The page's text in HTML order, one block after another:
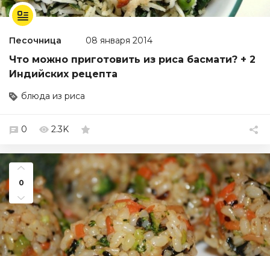
Песочница 08 января 2014
Что можно приготовить из риса басмати? + 2
Индийских рецепта
блюда из риса
0 2.3K
0